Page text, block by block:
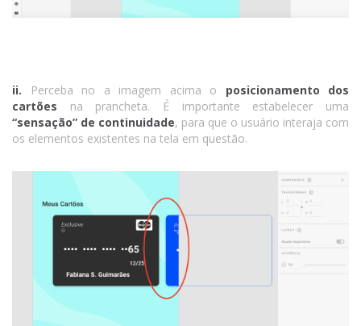
ii. Perceba no a imagem acima o posicionamento dos
cartões na prancheta. É importante estabelecer uma
“sensação” de continuidade, para que o usuário interaja com
os elementos existentes na tela em questão.